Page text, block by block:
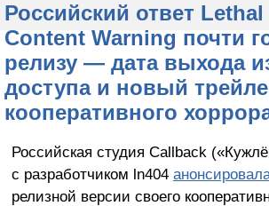
Российский ответ
Content Warning почти
релизу — дата выхода
доступа и новый
кооперативного
Российская студия Callback
с разработчиком ln404
релизной версии своего